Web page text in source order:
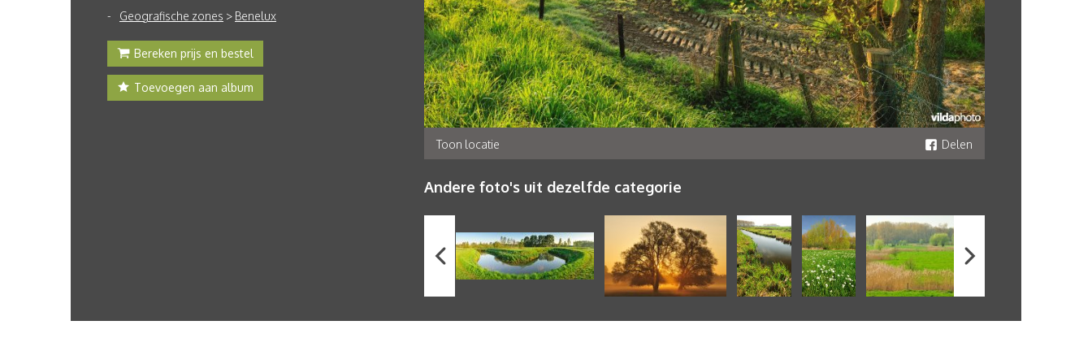
Geografische zones > Benelux
Bereken prijs en bestel
Toevoegen aan album
Toon locatie Delen
Andere foto's uit dezelfde categorie